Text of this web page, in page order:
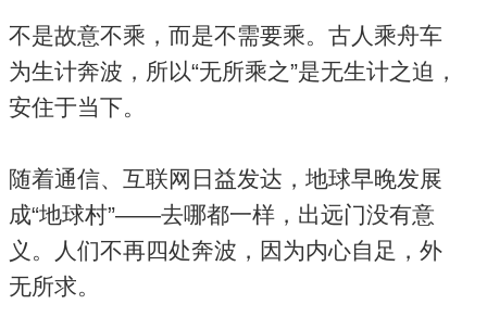
不是故意不乘，而是不需要乘。古人乘舟车
为生计奔波，所以“无所乘之”是无生计之迫，
安住于当下。
随着通信、互联网日益发达，地球早晚发展
成“地球村”——去哪都一样，出远门没有意
义。人们不再四处奔波，因为内心自足，外
无所求。